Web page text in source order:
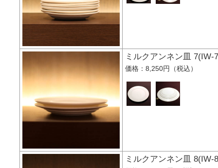
ミルクアンネン皿
価格：8,250円（税込）
ミルクアンネン皿